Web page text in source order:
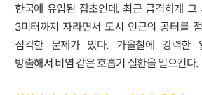
한국에 유입된 잡초인데, 최근 급격하게 그
3미터까지 자라면서 도시 인근의 공터를
심각한 문제가 있다. 가을철에 강력한
방출해서 비염 같은 호흡기 질환을 일으킨다.